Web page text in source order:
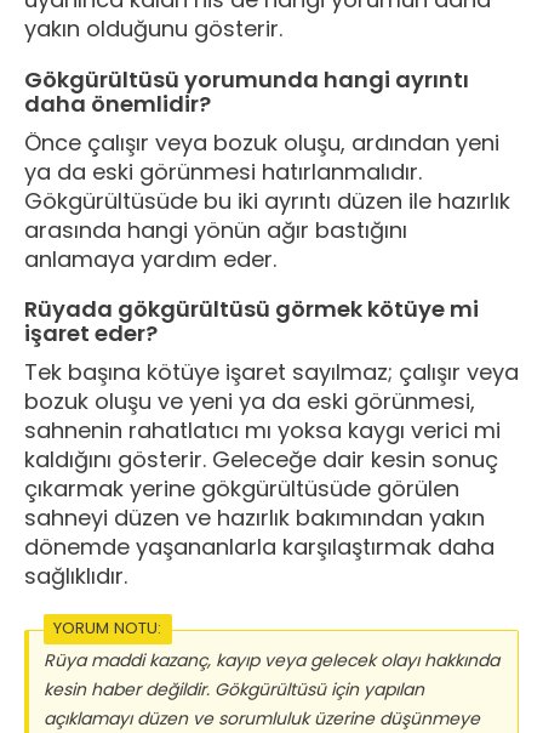
yakın olduğunu gösterir.
Gökgürültüsü yorumunda hangi ayrıntı
daha önemlidir?
Önce çalışır veya bozuk oluşu, ardından yeni
ya da eski görünmesi hatırlanmalıdır.
Gökgürültüsüde bu iki ayrıntı düzen ile hazırlık
arasında hangi yönün ağır bastığını
anlamaya yardım eder.
Rüyada gökgürültüsü görmek kötüye mi
işaret eder?
Tek başına kötüye işaret sayılmaz; çalışır veya
bozuk oluşu ve yeni ya da eski görünmesi,
sahnenin rahatlatıcı mı yoksa kaygı verici mi
kaldığını gösterir. Geleceğe dair kesin sonuç
çıkarmak yerine gökgürültüsüde görülen
sahneyi düzen ve hazırlık bakımından yakın
dönemde yaşananlarla karşılaştırmak daha
sağlıklıdır.
YORUM NOTU:
Rüya maddi kazanç, kayıp veya gelecek olayı hakkında
kesin haber değildir. Gökgürültüsü için yapılan
açıklamayı düzen ve sorumluluk üzerine düşünmeye